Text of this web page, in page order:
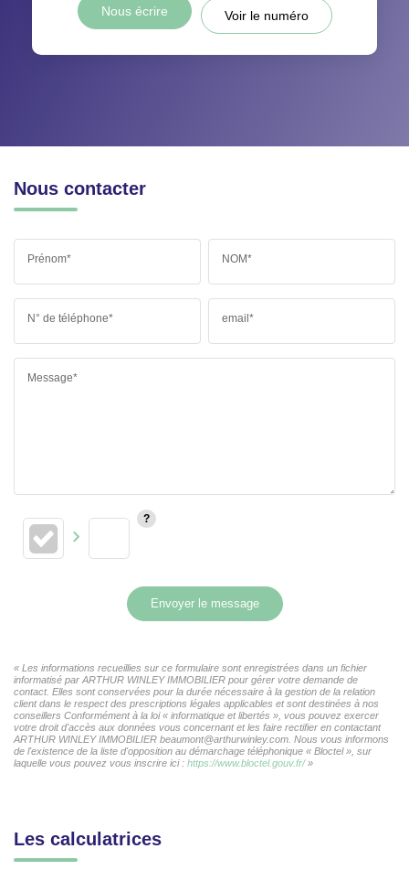
Nous écrire Voir le numéro
Nous contacter
Prénom* NOM*
N° de téléphone* email*
Message*
Envoyer le message
« Les informations recueillies sur ce formulaire sont enregistrées dans un fichier
informatisé par ARTHUR WINLEY IMMOBILIER pour gérer votre demande de
contact. Elles sont conservées pour la durée nécessaire à la gestion de la relation
client dans le respect des prescriptions légales applicables et sont destinées à nos
conseillers Conformément à la loi « informatique et libertés », vous pouvez exercer
votre droit d'accès aux données vous concernant et les faire rectifier en contactant
ARTHUR WINLEY IMMOBILIER beaumont@arthurwinley.com. Nous vous informons
de l'existence de la liste d'opposition au démarchage téléphonique « Bloctel », sur
laquelle vous pouvez vous inscrire ici : https://www.bloctel.gouv.fr/»
Les calculatrices